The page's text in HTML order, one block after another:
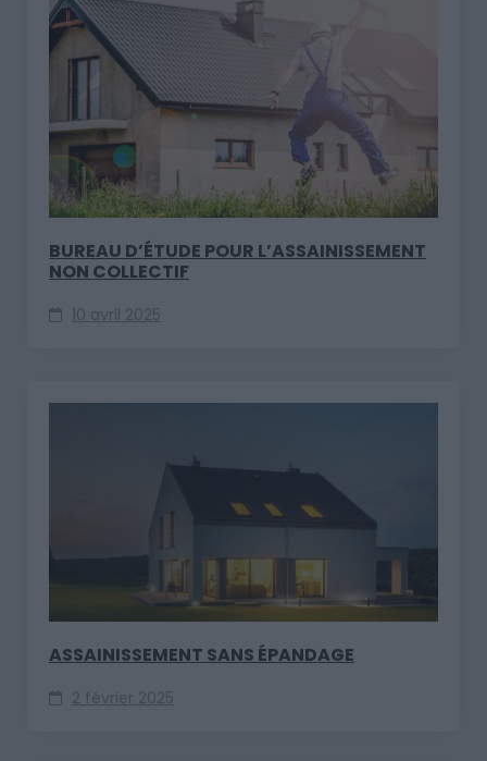
BUREAU D’ÉTUDE POUR L’ASSAINISSEMENT
NON COLLECTIF
10 avril 2025
ASSAINISSEMENT SANS ÉPANDAGE
2 février 2025